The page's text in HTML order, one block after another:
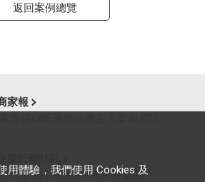
返回案例總覽
家報
供最新市場趨勢, 應用與案例
用體驗，我們使用 Cookies 及